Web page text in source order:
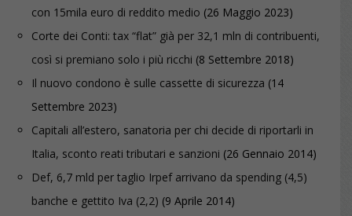
con 15mila euro di reddito medio (26 Maggio 2023)
Corte dei Conti: tax “flat” già per 32,1 mln di contribuenti,
così si premiano solo i più ricchi (8 Settembre 2018)
Il nuovo condono è sulle cassette di sicurezza (14
Settembre 2023)
Capitali all’estero, sanatoria per chi decide di riportarli in
Italia, sconto reati tributari e sanzioni (26 Gennaio 2014)
Def, 6,7 mld per taglio Irpef arrivano da spending (4,5)
banche e gettito Iva (2,2) (9 Aprile 2014)